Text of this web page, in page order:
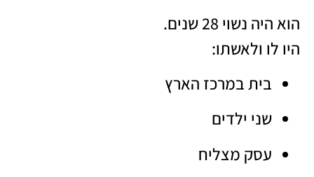
הוא היה נשוי 28 שנים.
היו לו ולאשתו:
בית במרכז הארץ
שני ילדים
עסק מצליח